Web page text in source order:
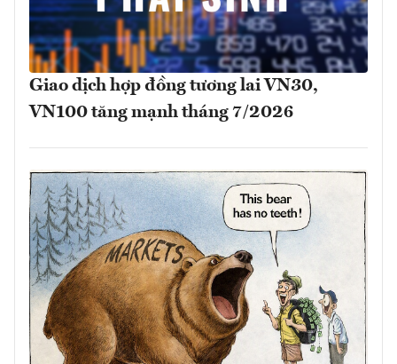
Giao dịch hợp đồng tương lai VN30,
VN100 tăng mạnh tháng 7/2026